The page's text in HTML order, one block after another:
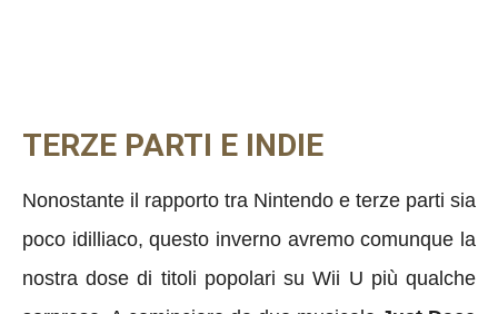
TERZE PARTI E INDIE
Nonostante il rapporto tra Nintendo e terze parti sia
poco idilliaco, questo inverno avremo comunque la
nostra dose di titoli popolari su Wii U più qualche